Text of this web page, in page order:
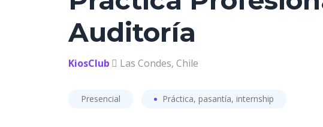
Auditoría
KiosClub Las Condes, Chile
Presencial Práctica, pasantía, internship